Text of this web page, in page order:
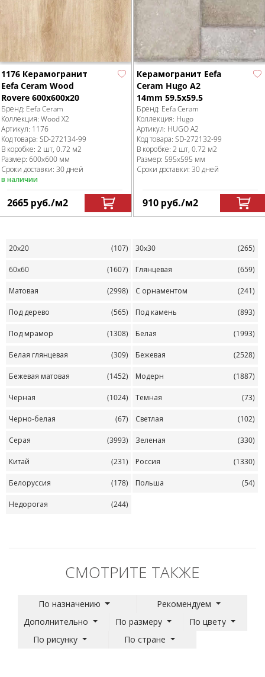
1176 Керамогранит
Eefa Ceram Wood
Rovere 600x600x20
Бренд: Eefa Ceram
Коллекция: Wood X2
Артикул: 1176
Код товара: SD-272134-99
В коробке: 2 шт, 0.72 м2
Размер: 600x600 мм
Сроки доставки: 30 дней
в наличии
2665 руб./м2
Керамогранит Eefa
Ceram Hugo A2
14mm 59.5x59.5
Бренд: Eefa Ceram
Коллекция: Hugo
Артикул: HUGO A2
Код товара: SD-272132-99
В коробке: 2 шт, 0.72 м2
Размер: 595x595 мм
Сроки доставки: 30 дней
910 руб./м2
20x20 (107) 30x30 (265)
60x60 (1607) Глянцевая (659)
Матовая (2998) С орнаментом (241)
Под дерево (565) Под камень (893)
Под мрамор (1308) Белая (1993)
Белая глянцевая (309) Бежевая (2528)
Бежевая матовая (1452) Модерн (1887)
Черная (1024) Темная (73)
Черно-белая (67) Светлая (102)
Серая (3993) Зеленая (330)
Китай (231) Россия (1330)
Белоруссия (178) Польша (54)
Недорогая (244)
СМОТРИТЕ ТАКЖЕ
По назначению
Рекомендуем
Дополнительно
По размеру
По цвету
По рисунку
По стране